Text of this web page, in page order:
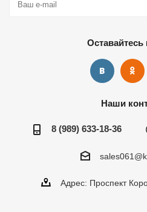
Оставайтесь
Наши
8 (989) 633-18-36
Адрес: Проспект